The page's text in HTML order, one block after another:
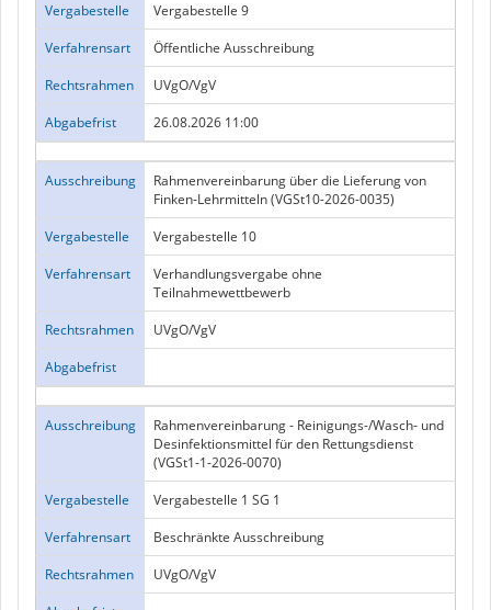
Vergabestelle
Vergabestelle 9
Verfahrensart
Öffentliche Ausschreibung
Rechtsrahmen
UVgO/VgV
Abgabefrist
26.08.2026 11:00
Ausschreibung
Rahmenvereinbarung über die Lieferung von
Finken-Lehrmitteln (VGSt10-2026-0035)
Vergabestelle
Vergabestelle 10
Verfahrensart
Verhandlungsvergabe ohne
Teilnahmewettbewerb
Rechtsrahmen
UVgO/VgV
Abgabefrist
Ausschreibung
Rahmenvereinbarung - Reinigungs-/Wasch- und
Desinfektionsmittel für den Rettungsdienst
(VGSt1-1-2026-0070)
Vergabestelle
Vergabestelle 1 SG 1
Verfahrensart
Beschränkte Ausschreibung
Rechtsrahmen
UVgO/VgV